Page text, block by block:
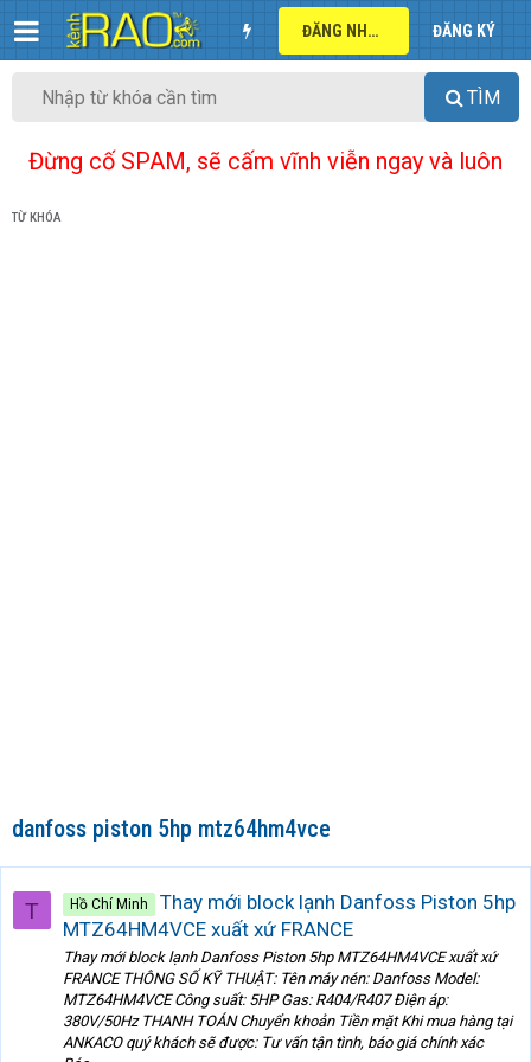
ĐĂNG NHẬP ĐĂNG KÝ
TÌM
Đừng cố SPAM, sẽ cấm vĩnh viễn ngay và luôn
TỪ KHÓA
danfoss piston 5hp mtz64hm4vce
T Hồ Chí Minh
Thay mới block lạnh Danfoss Piston 5hp
MTZ64HM4VCE xuất xứ FRANCE
Thay mới block lạnh Danfoss Piston 5hp MTZ64HM4VCE xuất xứ
FRANCE THÔNG SỐ KỸ THUẬT: Tên máy nén: Danfoss Model:
MTZ64HM4VCE Công suất: 5HP Gas: R404/R407 Điện áp:
380V/50Hz THANH TOÁN Chuyển khoản Tiền mặt Khi mua hàng tại
ANKACO quý khách sẽ được: Tư vấn tận tình, báo giá chính xác